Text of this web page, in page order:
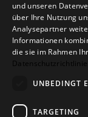
und unseren
über Ihre Nutzung
Analysepartner
Informationen
die sie im Rahmen
Datenschutzrichtlinie
UNBEDINGT
TARGETING